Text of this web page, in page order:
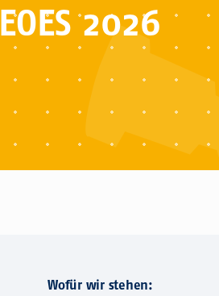
EOES 2026
Wofür wir stehen: